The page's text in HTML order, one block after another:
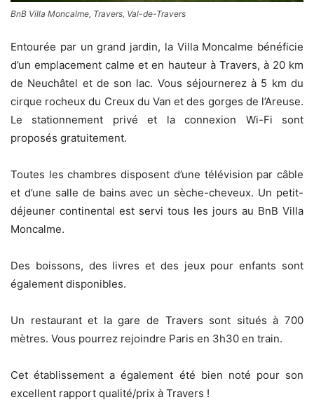
BnB Villa Moncalme, Travers, Val-de-Travers
Entourée par un grand jardin, la Villa Moncalme bénéficie
d’un emplacement calme et en hauteur à Travers, à 20 km
de Neuchâtel et de son lac. Vous séjournerez à 5 km du
cirque rocheux du Creux du Van et des gorges de l’Areuse.
Le stationnement privé et la connexion Wi-Fi sont
proposés gratuitement.
Toutes les chambres disposent d’une télévision par câble
et d’une salle de bains avec un sèche-cheveux. Un petit-
déjeuner continental est servi tous les jours au BnB Villa
Moncalme.
Des boissons, des livres et des jeux pour enfants sont
également disponibles.
Un restaurant et la gare de Travers sont situés à 700
mètres. Vous pourrez rejoindre Paris en 3h30 en train.
Cet établissement a également été bien noté pour son
excellent rapport qualité/prix à Travers !